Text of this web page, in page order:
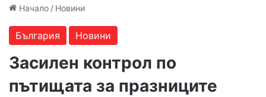
Начало / Новини
България Новини
Засилен контрол по
пътищата за празниците